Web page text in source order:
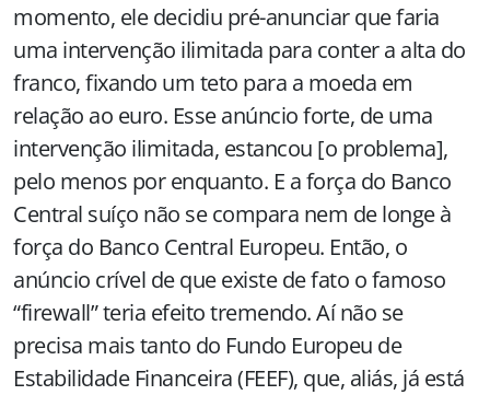
momento, ele decidiu pré-anunciar que faria
uma intervenção ilimitada para conter a alta do
franco, fixando um teto para a moeda em
relação ao euro. Esse anúncio forte, de uma
intervenção ilimitada, estancou [o problema],
pelo menos por enquanto. E a força do Banco
Central suíço não se compara nem de longe à
força do Banco Central Europeu. Então, o
anúncio crível de que existe de fato o famoso
“firewall” teria efeito tremendo. Aí não se
precisa mais tanto do Fundo Europeu de
Estabilidade Financeira (FEEF), que, aliás, já está